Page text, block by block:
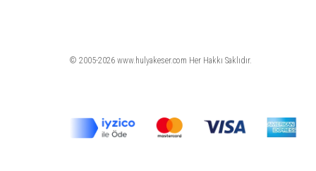
© 2005-2026 www.hulyakeser.com Her Hakkı Saklıdır.